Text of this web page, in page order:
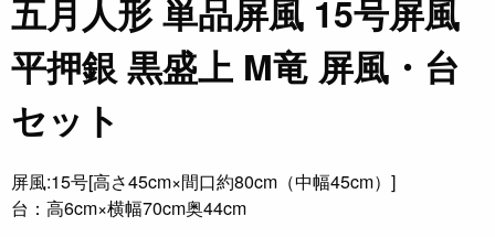
五月人形 単品屏風 15号屏風
平押銀 黒盛上 M竜 屏風・台
セット
屏風:15号[高さ45cm×間口約80cm（中幅45cm）]
台：高6cm×横幅70cm奥44cm